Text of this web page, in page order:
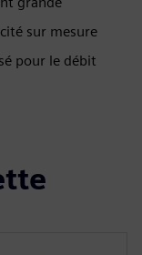
sur mesure
pour le débit